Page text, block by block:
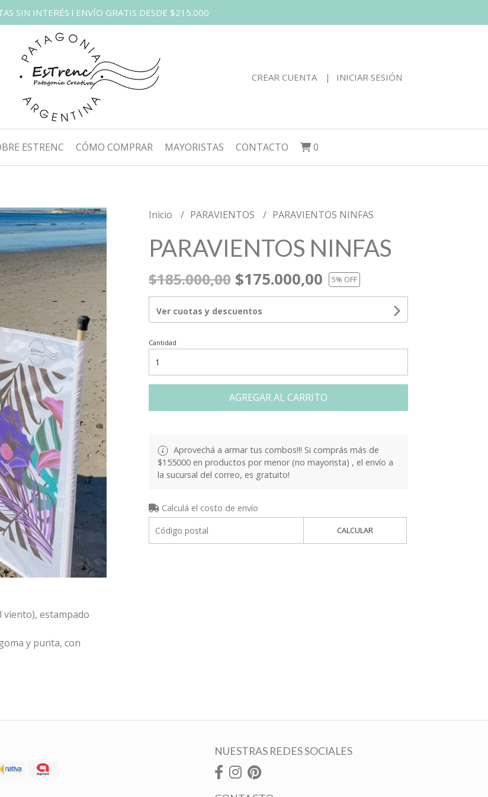
SIN INTERÉS l ENVÍO GRATIS DESDE $215.000
CREAR CUENTA INICIAR SESIÓN
ESTRENC CÓMO COMPRAR MAYORISTAS CONTACTO 0
estampado
y punta, con
Inicio PARAVIENTOS PARAVIENTOS NINFAS
PARAVIENTOS NINFAS
$185.000,00$175.000,00 5% OFF
Ver cuotas y descuentos
Cantidad
AGREGAR AL CARRITO
Aprovechá a armar tus combos!!! Si comprás más de
$155000 en productos por menor (no mayorista) , el envío a
la sucursal del correo, es gratuito!
Calculá el costo de envío
CALCULAR
NUESTRAS REDES SOCIALES